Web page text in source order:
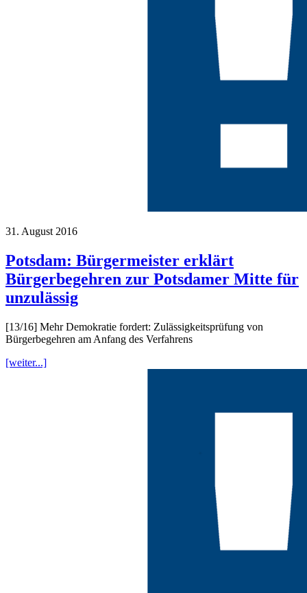
31. August 2016
Potsdam: Bürgermeister erklärt
Bürgerbegehren zur Potsdamer Mitte für
unzulässig
[13/16] Mehr Demokratie fordert: Zulässigkeitsprüfung von
Bürgerbegehren am Anfang des Verfahrens
[weiter...]